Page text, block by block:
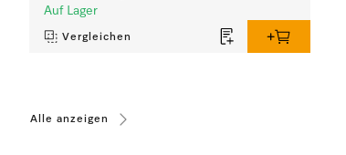
Auf Lager
Vergleichen
Alle anzeigen